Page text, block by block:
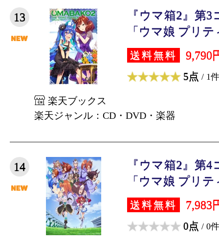
13
『ウマ箱2』第
「ウマ娘 プリ
送料無料 9,790
5点 / 1件
楽天ブックス
楽天ジャンル：CD・DVD・楽器
14
『ウマ箱2』第
「ウマ娘 プリ
送料無料 7,983
0点 / 0件